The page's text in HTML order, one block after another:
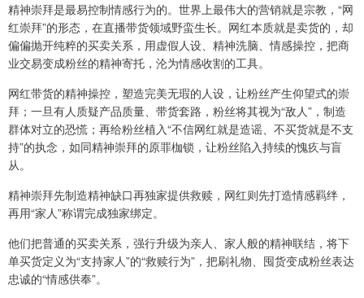
精神崇拜是最易控制情感行为的。世界上最伟大的营销就是宗教，“网
红崇拜”的形态，在直播带货领域野蛮生长。网红本质就是卖货的，却
偏偏抛开纯粹的买卖关系，用虚假人设、精神洗脑、情感操控，把商
业交易变成粉丝的精神寄托，沦为情感收割的工具。
网红带货的精神操控，塑造完美无瑕的人设，让粉丝产生仰望式的崇
拜；一旦有人质疑产品质量、带货套路，粉丝将其视为“敌人”，制造
群体对立的恐慌；再给粉丝植入“不信网红就是造谣、不买货就是不支
持”的执念，如同精神崇拜的原罪枷锁，让粉丝陷入持续的愧疚与盲
从。
精神崇拜先制造精神缺口再独家提供救赎，网红则先打造情感羁绊，
再用“家人”称谓完成独家绑定。
他们把普通的买卖关系，强行升级为亲人、家人般的精神联结，将下
单买货定义为“支持家人”的“救赎行为”，把刷礼物、囤货变成粉丝表达
忠诚的“情感供奉”。